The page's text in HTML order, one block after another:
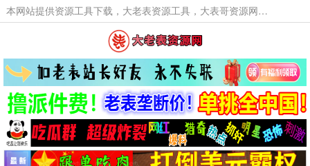
本网站提供资源工具下载，大老表资源工具，大表哥资源网软件工具，大老表资源下载，活动线报福利资源分享,活动线报，大型网游经典游戏，网络热门技术游戏辅助交流与分享。